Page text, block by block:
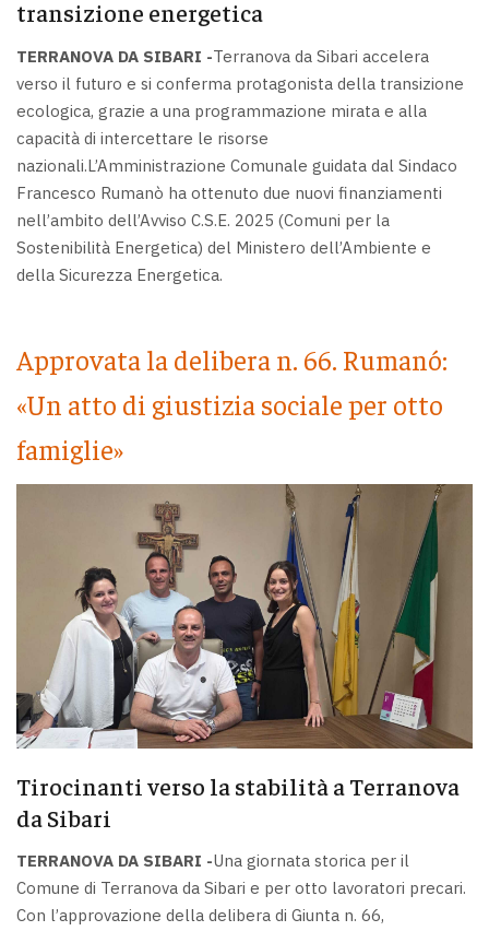
transizione energetica
TERRANOVA DA SIBARI -Terranova da Sibari accelera
verso il futuro e si conferma protagonista della transizione
ecologica, grazie a una programmazione mirata e alla
capacità di intercettare le risorse
nazionali.L’Amministrazione Comunale guidata dal Sindaco
Francesco Rumanò ha ottenuto due nuovi finanziamenti
nell’ambito dell’Avviso C.S.E. 2025 (Comuni per la
Sostenibilità Energetica) del Ministero dell’Ambiente e
della Sicurezza Energetica.
Approvata la delibera n. 66. Rumanó:
«Un atto di giustizia sociale per otto
famiglie»
Tirocinanti verso la stabilità a Terranova
da Sibari
TERRANOVA DA SIBARI -Una giornata storica per il
Comune di Terranova da Sibari e per otto lavoratori precari.
Con l’approvazione della delibera di Giunta n. 66,